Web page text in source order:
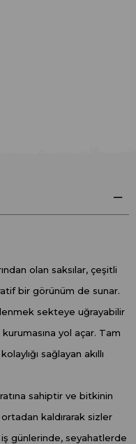
olan saksılar, çeşitli
bir görünüm de sunar.
sekteye uğrayabilir
yol açar. Tam
sağlayan akıllı
sahiptir ve bitkinin
kaldırarak sizler
günlerinde, seyahatlerde